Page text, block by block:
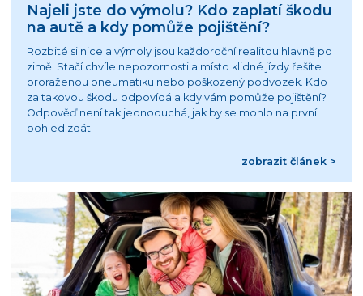
Najeli jste do výmolu? Kdo zaplatí škodu
na autě a kdy pomůže pojištění?
Rozbité silnice a výmoly jsou každoroční realitou hlavně po
zimě. Stačí chvíle nepozornosti a místo klidné jízdy řešíte
proraženou pneumatiku nebo poškozený podvozek. Kdo
za takovou škodu odpovídá a kdy vám pomůže pojištění?
Odpověď není tak jednoduchá, jak by se mohlo na první
pohled zdát.
zobrazit článek >